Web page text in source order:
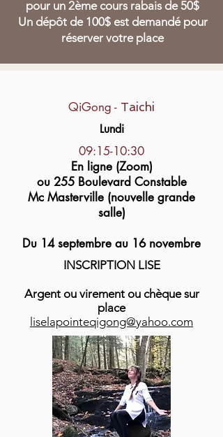
pour un 2ème cours rabais de 50$
Un dépôt de 100$ est demandé pour
réserver votre place
QiGong - Taichi
Lundi
09:15-10:30
En ligne (Zoom)
ou 255 Boulevard Constable
Mc Masterville (nouvelle grande
salle)
Du 14 septembre au 16 novembre
INSCRIPTION LISE
Argent ou virement ou chèque sur
place
liselapointeqigong@yahoo.com